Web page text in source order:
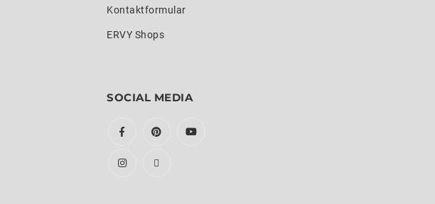
Kontaktformular
ERVY Shops
SOCIAL MEDIA